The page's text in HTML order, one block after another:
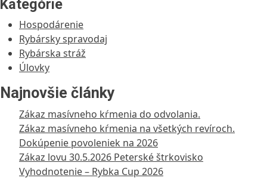
Kategórie
Hospodárenie
Rybársky spravodaj
Rybárska stráž
Úlovky
Najnovšie články
Zákaz masívneho kŕmenia do odvolania.
Zákaz masívneho kŕmenia na všetkých revíroch.
Dokúpenie povoleniek na 2026
Zákaz lovu 30.5.2026 Peterské štrkovisko
Vyhodnotenie – Rybka Cup 2026